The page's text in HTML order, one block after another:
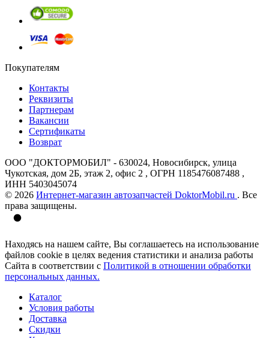
Покупателям
Контакты
Реквизиты
Партнерам
Вакансии
Сертификаты
Возврат
ООО "ДОКТОРМОБИЛ" - 630024, Новосибирск, улица
Чукотская, дом 2Б, этаж 2, офис 2 , ОГРН 1185476087488 ,
ИНН 5403045074
© 2026 Интернет-магазин автозапчастей DoktorMobil.ru . Все
права защищены.
Находясь на нашем сайте, Вы соглашаетесь на использование
файлов cookie в целях ведения статистики и анализа работы
Сайта в соответствии с Политикой в отношении обработки
персональных данных.
Каталог
Условия работы
Доставка
Скидки